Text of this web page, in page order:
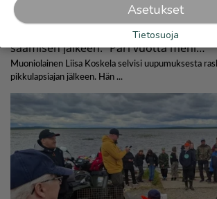
Asetukset
Tietosuoja